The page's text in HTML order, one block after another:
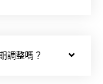
調整嗎？